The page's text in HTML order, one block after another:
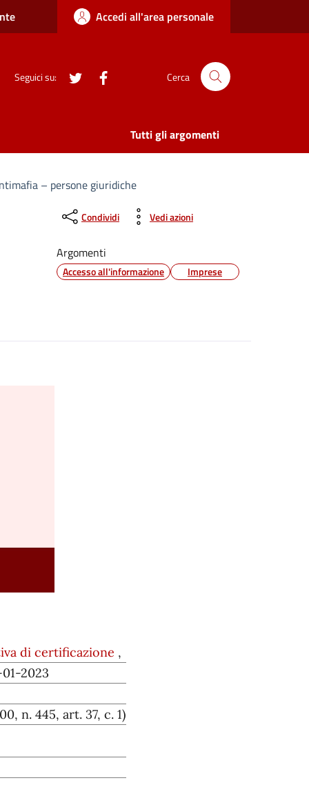
Accedi all'area personale
Seguici su: twitter Cerca
Tutti gli argomenti
– persone giuridiche
Condividi Vedi azioni
Argomenti
Accesso all'informazione Imprese
di certificazione ,
2023
n. 445, art. 37, c. 1)